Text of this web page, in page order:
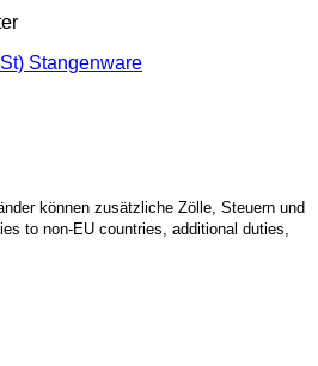
Stangenware
können zusätzliche Zölle, Steuern und
to non-EU countries, additional duties,